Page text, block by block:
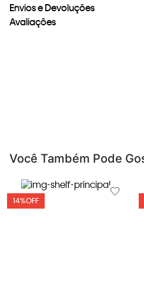
Envios e Devoluções
Avaliações
Você Também Pode
14%OFF